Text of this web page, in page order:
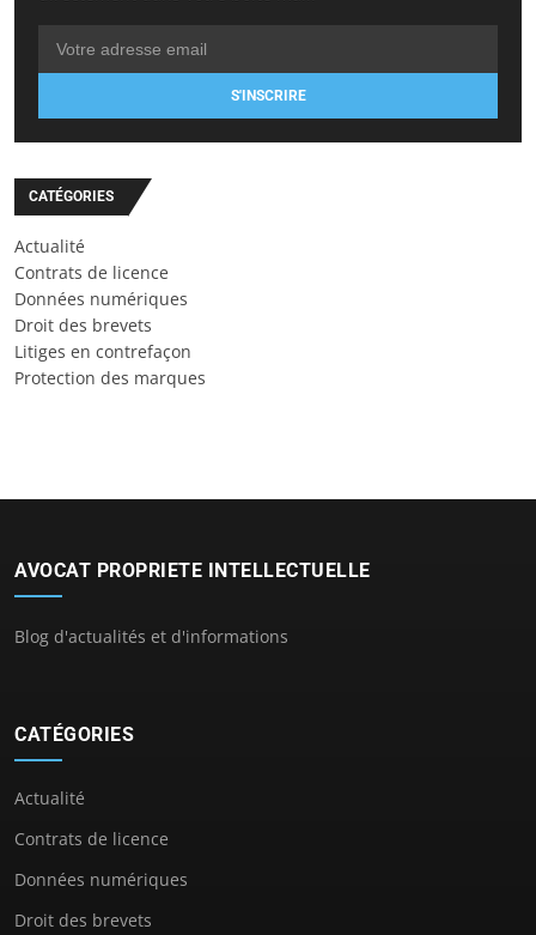
S'INSCRIRE
CATÉGORIES
Actualité
Contrats de licence
Données numériques
Droit des brevets
Litiges en contrefaçon
Protection des marques
AVOCAT PROPRIETE INTELLECTUELLE
Blog d'actualités et d'informations
CATÉGORIES
Actualité
Contrats de licence
Données numériques
Droit des brevets